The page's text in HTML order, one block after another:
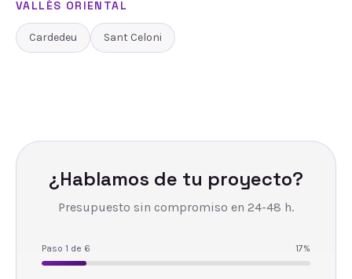
VALLÈS ORIENTAL
Cardedeu Sant Celoni
¿Hablamos de tu proyecto?
Presupuesto sin compromiso en 24-48 h.
Paso 1 de 6 17%